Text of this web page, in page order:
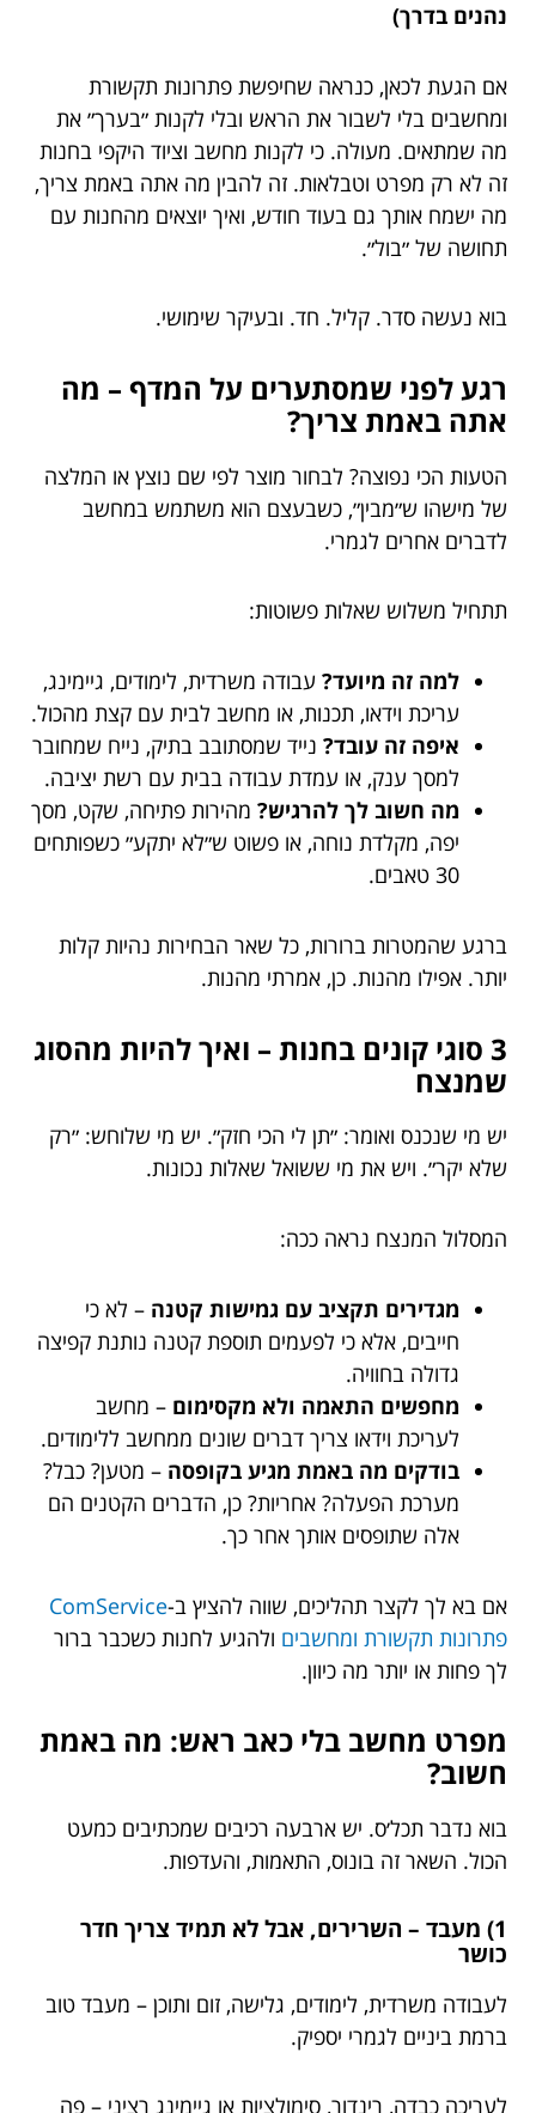
נהנים בדרך)
אם הגעת לכאן, כנראה שחיפשת פתרונות תקשורת
ומחשבים בלי לשבור את הראש ובלי לקנות ״בערך״ את
מה שמתאים. מעולה. כי לקנות מחשב וציוד היקפי בחנות
זה לא רק מפרט וטבלאות. זה להבין מה אתה באמת צריך,
מה ישמח אותך גם בעוד חודש, ואיך יוצאים מהחנות עם
תחושה של ״בול״.
בוא נעשה סדר. קליל. חד. ובעיקר שימושי.
רגע לפני שמסתערים על המדף – מה
אתה באמת צריך?
הטעות הכי נפוצה? לבחור מוצר לפי שם נוצץ או המלצה
של מישהו ש״מבין״, כשבעצם הוא משתמש במחשב
לדברים אחרים לגמרי.
תתחיל משלוש שאלות פשוטות:
למה זה מיועד? עבודה משרדית, לימודים, גיימינג,
עריכת וידאו, תכנות, או מחשב לבית עם קצת מהכול.
איפה זה עובד? נייד שמסתובב בתיק, נייח שמחובר
למסך ענק, או עמדת עבודה בבית עם רשת יציבה.
מה חשוב לך להרגיש? מהירות פתיחה, שקט, מסך
יפה, מקלדת נוחה, או פשוט ש״לא יתקע״ כשפותחים
30 טאבים.
ברגע שהמטרות ברורות, כל שאר הבחירות נהיות קלות
יותר. אפילו מהנות. כן, אמרתי מהנות.
3 סוגי קונים בחנות – ואיך להיות מהסוג
שמנצח
יש מי שנכנס ואומר: ״תן לי הכי חזק״. יש מי שלוחש: ״רק
שלא יקר״. ויש את מי ששואל שאלות נכונות.
המסלול המנצח נראה ככה:
מגדירים תקציב עם גמישות קטנה – לא כי
חייבים, אלא כי לפעמים תוספת קטנה נותנת קפיצה
גדולה בחוויה.
מחפשים התאמה ולא מקסימום – מחשב
לעריכת וידאו צריך דברים שונים ממחשב ללימודים.
בודקים מה באמת מגיע בקופסה – מטען? כבל?
מערכת הפעלה? אחריות? כן, הדברים הקטנים הם
אלה שתופסים אותך אחר כך.
אם בא לך לקצר תהליכים, שווה להציץ ב-ComService
פתרונות תקשורת ומחשבים ולהגיע לחנות כשכבר ברור
לך פחות או יותר מה כיוון.
מפרט מחשב בלי כאב ראש: מה באמת
חשוב?
בוא נדבר תכל׳ס. יש ארבעה רכיבים שמכתיבים כמעט
הכול. השאר זה בונוס, התאמות, והעדפות.
1) מעבד – השרירים, אבל לא תמיד צריך חדר
כושר
לעבודה משרדית, לימודים, גלישה, זום ותוכן – מעבד טוב
ברמת ביניים לגמרי יספיק.
לעריכה כבדה, רינדור, סימולציות או גיימינג רציני – פה